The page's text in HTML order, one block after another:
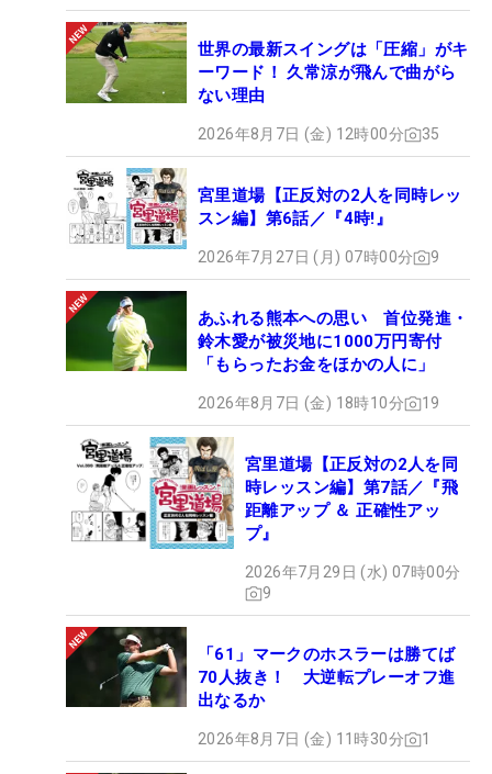
世界の最新スイングは「圧縮」がキ
ーワード！ 久常涼が飛んで曲がら
ない理由
2026年8月7日 (金) 12時00分 35
宮里道場【正反対の2人を同時レッ
スン編】第6話／『4時!』
2026年7月27日 (月) 07時00分 9
あふれる熊本への思い 首位発進・
鈴木愛が被災地に1000万円寄付
「もらったお金をほかの人に」
2026年8月7日 (金) 18時10分 19
宮里道場【正反対の2人を同
時レッスン編】第7話／『飛
距離アップ ＆ 正確性アッ
プ』
2026年7月29日 (水) 07時00分
9
「61」マークのホスラーは勝てば
70人抜き！ 大逆転プレーオフ進
出なるか
2026年8月7日 (金) 11時30分 1